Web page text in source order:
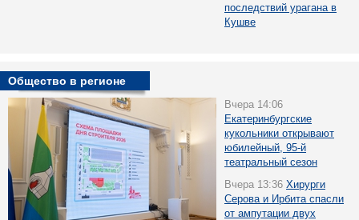
последствий урагана в
Кушве
Общество в регионе
Вчера 14:06
Екатеринбургские
кукольники открывают
юбилейный, 95-й
театральный сезон
Вчера 13:36 Хирурги
Серова и Ирбита спасли
от ампутации двух